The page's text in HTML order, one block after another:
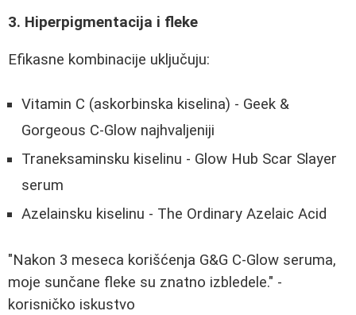
3. Hiperpigmentacija i fleke
Efikasne kombinacije uključuju:
Vitamin C (askorbinska kiselina) - Geek &
Gorgeous C-Glow najhvaljeniji
Traneksaminsku kiselinu - Glow Hub Scar Slayer
serum
Azelainsku kiselinu - The Ordinary Azelaic Acid
"Nakon 3 meseca korišćenja G&G C-Glow seruma,
moje sunčane fleke su znatno izbledele." -
korisničko iskustvo